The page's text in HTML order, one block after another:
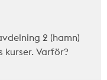
2 (hamn)
Varför?